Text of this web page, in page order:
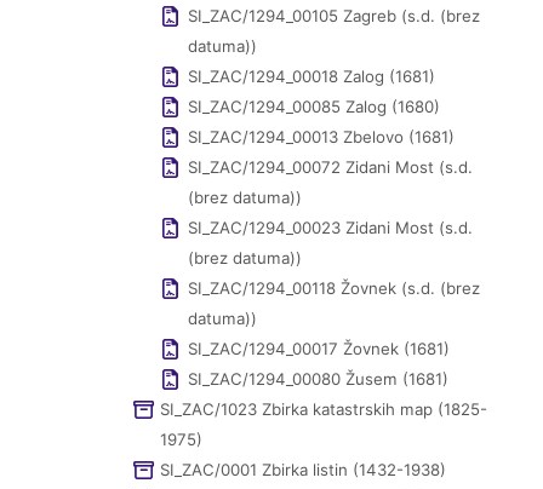
SI_ZAC/1294_00105 Zagreb (s.d. (brez
datuma))
SI_ZAC/1294_00018 Zalog (1681)
SI_ZAC/1294_00085 Zalog (1680)
SI_ZAC/1294_00013 Zbelovo (1681)
SI_ZAC/1294_00072 Zidani Most (s.d.
(brez datuma))
SI_ZAC/1294_00023 Zidani Most (s.d.
(brez datuma))
SI_ZAC/1294_00118 Žovnek (s.d. (brez
datuma))
SI_ZAC/1294_00017 Žovnek (1681)
SI_ZAC/1294_00080 Žusem (1681)
SI_ZAC/1023 Zbirka katastrskih map (1825-
1975)
SI_ZAC/0001 Zbirka listin (1432-1938)